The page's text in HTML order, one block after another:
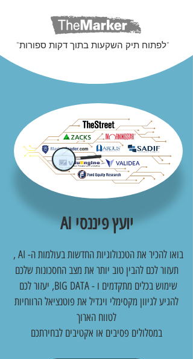
"לפתוח תיק השקעות בתוך דקות ספורות"
יועץ פיננסי AI
בואו להכיר את הטכנולוגיות החדשות בעולמות ה- AI ,
תעזור לכם להבין טוב יותר את מצב החסכונות שלכם
שימוש בכלים מתקדמים ו - BIG DATA, יעזור לכם
להגיע לגיוון מקסימלי ויגדיל את פוטנציאל הרווחיות
לטווח הארוך
במסלולים פסיבים או אקטיבים לבחירתכם